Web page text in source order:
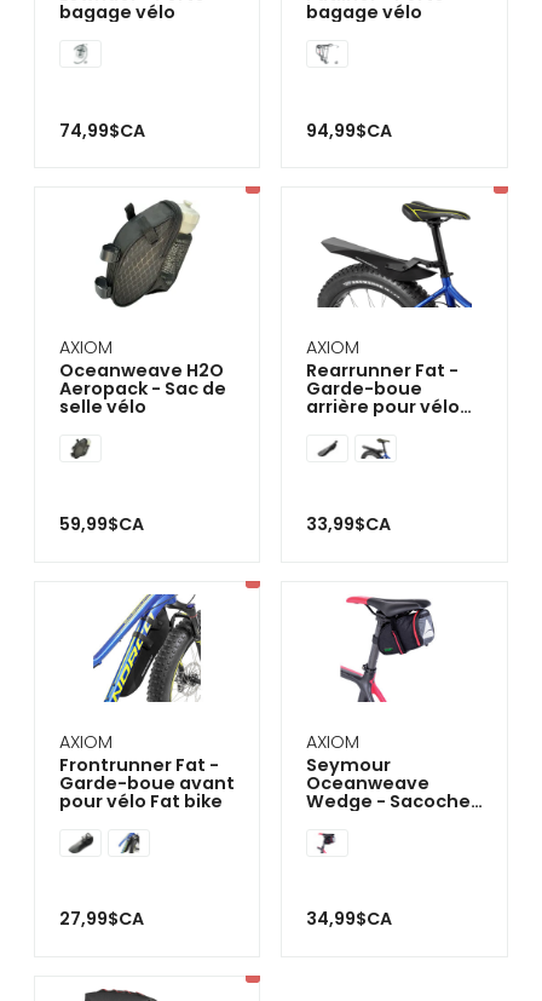
bagage vélo
74,99$CA
bagage vélo
94,99$CA
AXIOM
Oceanweave H2O
Aeropack - Sac de
selle vélo
59,99$CA
AXIOM
Rearrunner Fat -
Garde-boue
arrière pour vélo
Fat bike
33,99$CA
AXIOM
Frontrunner Fat -
Garde-boue avant
pour vélo Fat bike
27,99$CA
AXIOM
Seymour
Oceanweave
Wedge - Sacoche
34,99$CA